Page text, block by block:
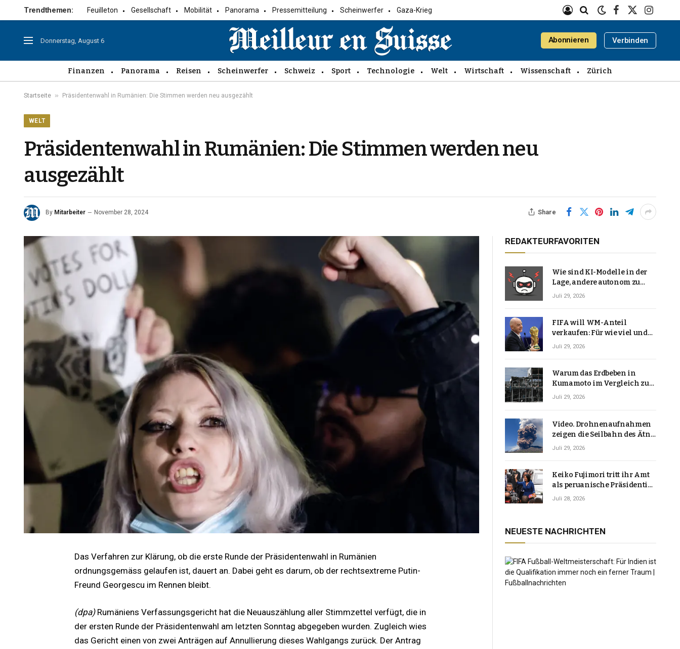
Trendthemen: Feuilleton Gesellschaft Mobilität Panorama Pressemitteilung Scheinwerfer Gaza-Krieg
Facebook
X
Donnerstag, August 6 Abonnieren Verbinden
Finanzen Panorama Reisen Scheinwerfer Schweiz Sport Technologie Welt Wirtschaft Wissenschaft Zürich
Startseite » Präsidentenwahl in Rumänien: Die Stimmen werden neu ausgezählt
WELT
Präsidentenwahl in Rumänien: Die Stimmen werden neu
ausgezählt
By Mitarbeiter November 28, 2024 Share
Das Verfahren zur Klärung, ob die erste Runde der Präsidentenwahl in Rumänien
ordnungsgemäss gelaufen ist, dauert an. Dabei geht es darum, ob der rechtsextreme Putin-
Freund Georgescu im Rennen bleibt.
(dpa)Rumäniens Verfassungsgericht hat die Neuauszählung aller Stimmzettel verfügt, die in
der ersten Runde der Präsidentenwahl am letzten Sonntag abgegeben wurden. Zugleich wies
das Gericht einen von zwei Anträgen auf Annullierung dieses Wahlgangs zurück. Der Antrag
REDAKTEURFAVORITEN
Wie sind KI-Modelle in der
Lage, andere autonom zu
hacken? | Technologie-News
Juli 29, 2026
FIFA will WM-Anteil
verkaufen: Für wie viel und
warum macht Gianni
Juli 29, 2026
Warum das Erdbeben in
Kumamoto im Vergleich zu
den meisten Erdbeben, die
Juli 29, 2026
Video. Drohnenaufnahmen
zeigen die Seilbahn des Ätna
über einer Vulkanlandschaft
Juli 29, 2026
Keiko Fujimori tritt ihr Amt
als peruanische Präsidentin
an und verspricht, das
Juli 28, 2026
NEUESTE NACHRICHTEN